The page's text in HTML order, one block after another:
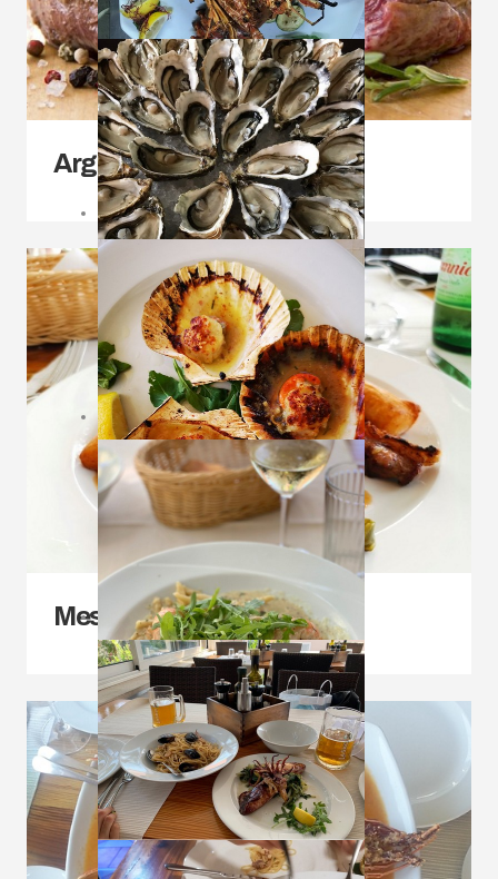
Argentinsko meso
Mesna jela s prilogom